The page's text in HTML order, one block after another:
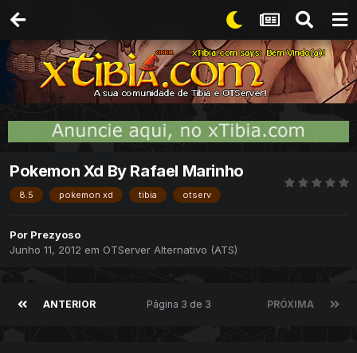
Pokemon Xd By Rafael Marinho
8.5 pokemon xd tibia otserv
Por Prezyoso
Junho 11, 2012 em OTServer Alternativo (ATS)
ANTERIOR PRÓXIMA
Página 3 de 3